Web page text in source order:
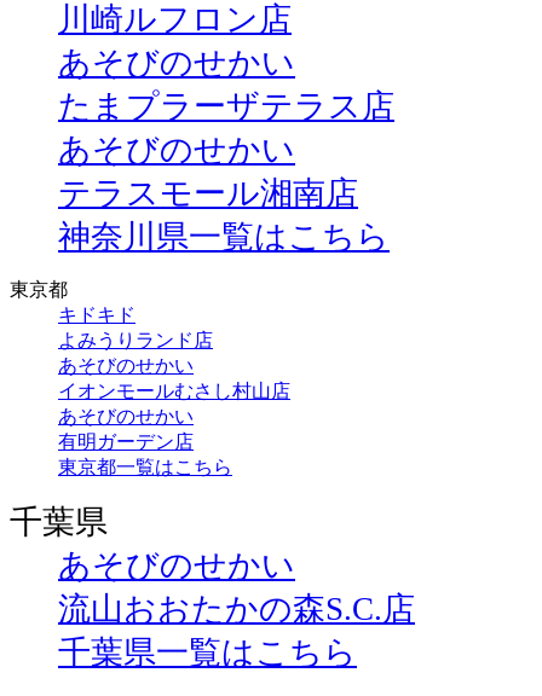
川崎ルフロン店
あそびのせかい
たまプラーザテラス店
あそびのせかい
テラスモール湘南店
神奈川県一覧はこちら
東京都
キドキド
よみうりランド店
あそびのせかい
イオンモールむさし村山店
あそびのせかい
有明ガーデン店
東京都一覧はこちら
千葉県
あそびのせかい
流山おおたかの森S.C.店
千葉県一覧はこちら